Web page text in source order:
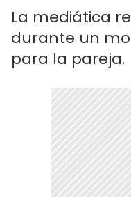
La mediática
durante un
para la pareja.